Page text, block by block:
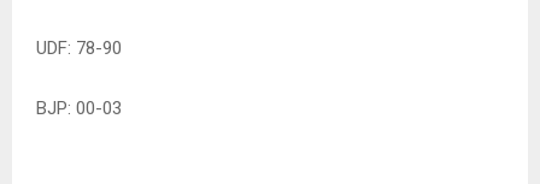
UDF: 78-90
BJP: 00-03